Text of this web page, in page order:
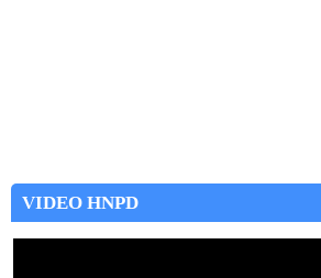
VIDEO HNPD